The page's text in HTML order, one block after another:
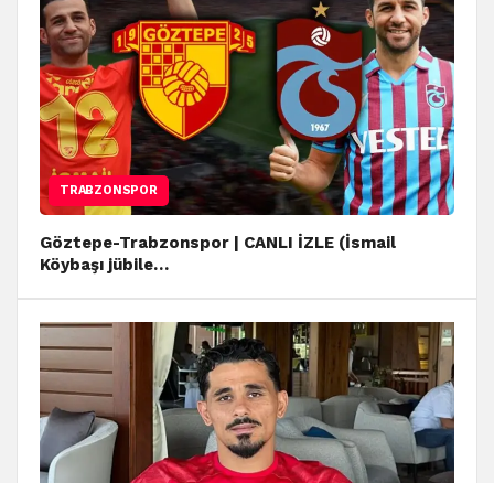
TRABZONSPOR
Göztepe-Trabzonspor | CANLI İZLE (İsmail
Köybaşı jübile…